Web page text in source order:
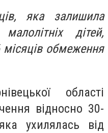
яка залишила
дітей,
обмеження
області
відносно 30-
ухилялась від